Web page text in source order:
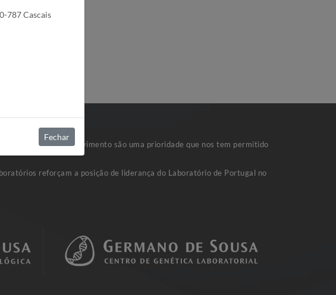
e o desenvolvimento são uma prioridade que nos tem permitido
reforçam a posição de liderança do Laboratório de Portugal no
787 Cascais
Fechar